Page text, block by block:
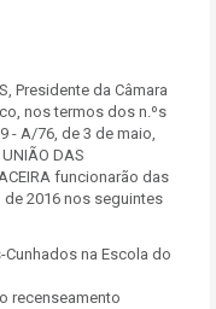
Presidente da Câmara
nos termos dos n.ºs
- A/76, de 3 de maio,
DAS
funcionarão das
de 2016 nos seguintes
na Escola do
recenseamento